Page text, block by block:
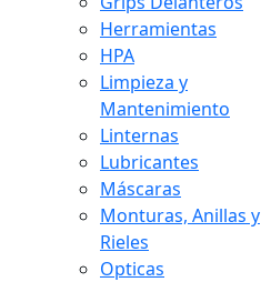
Herramientas
HPA
Limpieza y
Mantenimiento
Linternas
Lubricantes
Máscaras
Monturas, Anillas y
Rieles
Opticas